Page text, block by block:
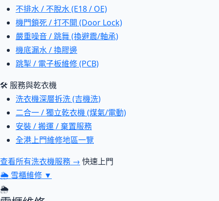
不排水 / 不脫水 (E18 / OE)
機門鎖死 / 打不開 (Door Lock)
嚴重噪音 / 跳舞 (換避震/軸承)
機底漏水 / 換膠邊
跳掣 / 電子板維修 (PCB)
🛠 服務與乾衣機
洗衣機深層拆洗 (吉機洗)
二合一 / 獨立乾衣機 (煤氣/電動)
安裝 / 搬運 / 棄置服務
全港上門維修地區一覽
查看所有洗衣機服務 → 快速上門
🌦 雪櫃維修 ▼
🌦